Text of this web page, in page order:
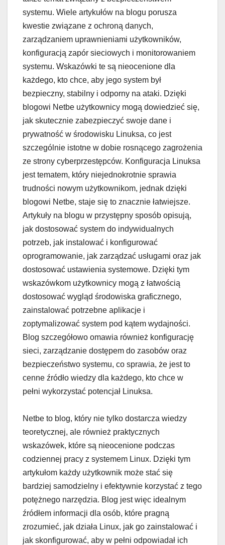
systemu. Wiele artykułów na blogu porusza
kwestie związane z ochroną danych,
zarządzaniem uprawnieniami użytkowników,
konfiguracją zapór sieciowych i monitorowaniem
systemu. Wskazówki te są nieocenione dla
każdego, kto chce, aby jego system był
bezpieczny, stabilny i odporny na ataki. Dzięki
blogowi Netbe użytkownicy mogą dowiedzieć się,
jak skutecznie zabezpieczyć swoje dane i
prywatność w środowisku Linuksa, co jest
szczególnie istotne w dobie rosnącego zagrożenia
ze strony cyberprzestępców. Konfiguracja Linuksa
jest tematem, który niejednokrotnie sprawia
trudności nowym użytkownikom, jednak dzięki
blogowi Netbe, staje się to znacznie łatwiejsze.
Artykuły na blogu w przystępny sposób opisują,
jak dostosować system do indywidualnych
potrzeb, jak instalować i konfigurować
oprogramowanie, jak zarządzać usługami oraz jak
dostosować ustawienia systemowe. Dzięki tym
wskazówkom użytkownicy mogą z łatwością
dostosować wygląd środowiska graficznego,
zainstalować potrzebne aplikacje i
zoptymalizować system pod kątem wydajności.
Blog szczegółowo omawia również konfigurację
sieci, zarządzanie dostępem do zasobów oraz
bezpieczeństwo systemu, co sprawia, że jest to
cenne źródło wiedzy dla każdego, kto chce w
pełni wykorzystać potencjał Linuksa.
Netbe to blog, który nie tylko dostarcza wiedzy
teoretycznej, ale również praktycznych
wskazówek, które są nieocenione podczas
codziennej pracy z systemem Linux. Dzięki tym
artykułom każdy użytkownik może stać się
bardziej samodzielny i efektywnie korzystać z tego
potężnego narzędzia. Blog jest więc idealnym
źródłem informacji dla osób, które pragną
zrozumieć, jak działa Linux, jak go zainstalować i
jak skonfigurować, aby w pełni odpowiadał ich